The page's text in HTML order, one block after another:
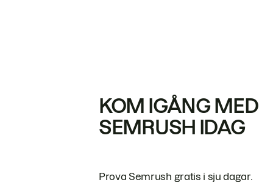
KOM IGÅNG MED
SEMRUSH IDAG
Prova Semrush gratis i sju dagar.